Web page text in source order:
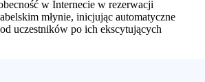
w Internecie w rezerwacji
młynie, inicjując automatyczne
uczestników po ich ekscytujących